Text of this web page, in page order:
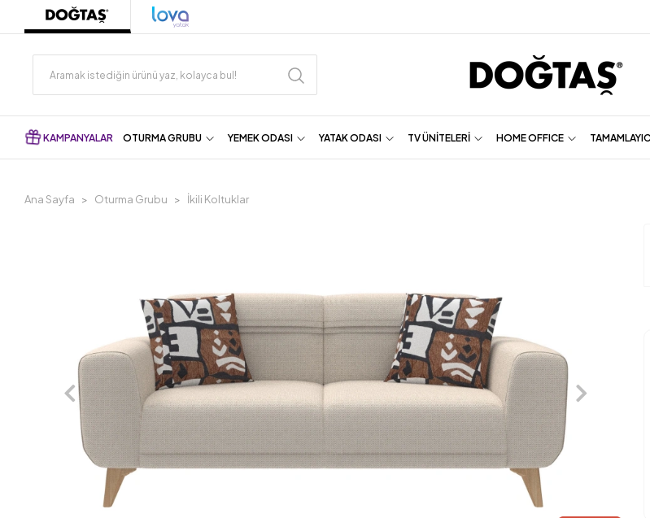
KAMPANYALAR OTURMA GRUBU YEMEK ODASI YATAK ODASI TV ÜNİTELERİ HOME OFFICE
Ana Sayfa Oturma Grubu İkili Koltuklar